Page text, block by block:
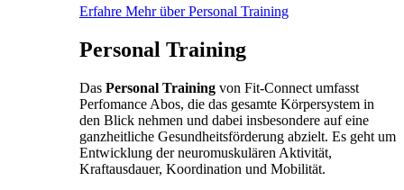
Erfahre Mehr über Personal Training
Personal Training
Das Personal Training von Fit-Connect umfasst
Perfomance Abos, die das gesamte Körpersystem in
den Blick nehmen und dabei insbesondere auf eine
ganzheitliche Gesundheitsförderung abzielt. Es geht um
Entwicklung der neuromuskulären Aktivität,
Kraftausdauer, Koordination und Mobilität.